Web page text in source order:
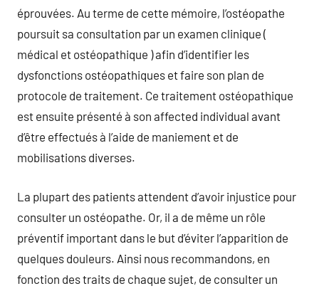
éprouvées. Au terme de cette mémoire, l’ostéopathe
poursuit sa consultation par un examen clinique (
médical et ostéopathique ) afin d’identifier les
dysfonctions ostéopathiques et faire son plan de
protocole de traitement. Ce traitement ostéopathique
est ensuite présenté à son affected individual avant
d’être effectués à l’aide de maniement et de
mobilisations diverses.
La plupart des patients attendent d’avoir injustice pour
consulter un ostéopathe. Or, il a de même un rôle
préventif important dans le but d’éviter l’apparition de
quelques douleurs. Ainsi nous recommandons, en
fonction des traits de chaque sujet, de consulter un